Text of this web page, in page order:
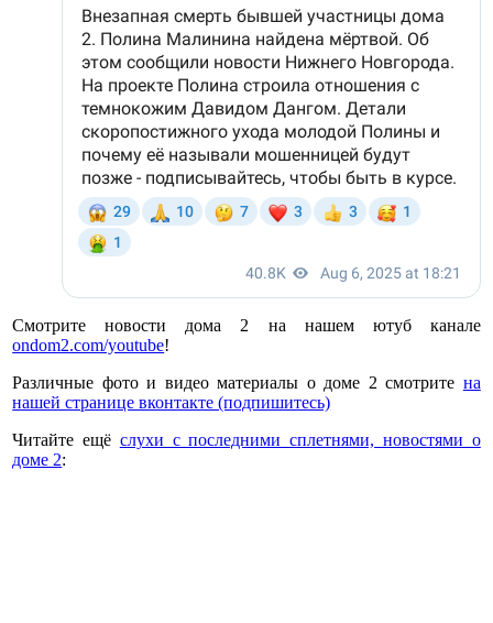
Смотрите новости дома 2 на нашем ютуб канале
ondom2.com/youtube!
Различные фото и видео материалы о доме 2 смотрите на
нашей странице вконтакте (подпишитесь)
Читайте ещё слухи с последними сплетнями, новостями о
доме 2: